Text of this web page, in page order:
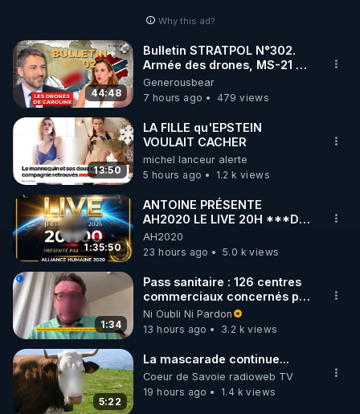
🌱 INSTAGRAM
https://www.instagram.com/rdlr_thierrycasasnovas/
http://rgnr.li/instagram
🌱 LA NEWSLETTER
Pour ne pas rater l’actualité RGNR (stages,
http://rgnr.li/news
🌱 VIDÉOS NON CENSURÉES SUR ODYSEE
Toutes les vidéos Youtube sont aussi sur la
http://rgnr.li/odysee
🌱 LES STAGES EN PRÉSENTIEL
http://rgnr.li/stages
Why this ad?
44:48
Bulletin STRATPOL N°302.
Armée des drones, MS-21 en
série, missiles coréens.
07.08.2026.
Generousbear
7 hours ago
479 views
13:50
LA FILLE qu'EPSTEIN
VOULAIT CACHER
michel lanceur alerte
5 hours ago
1.2 k views
1:35:50
ANTOINE PRÉSENTE
AH2020 LE LIVE 20H ***DU
06/08/2026***
AH2020
23 hours ago
5.0 k views
1:34
Pass sanitaire : 126 centres
commerciaux concernés par
l'obligation dans toute la
France
Ni Oubli Ni Pardon
13 hours ago
3.2 k views
5:22
La mascarade continue...
Coeur de Savoie radioweb TV
19 hours ago
1.4 k views